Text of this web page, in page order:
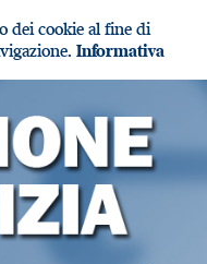
dei cookie al fine di
Informativa